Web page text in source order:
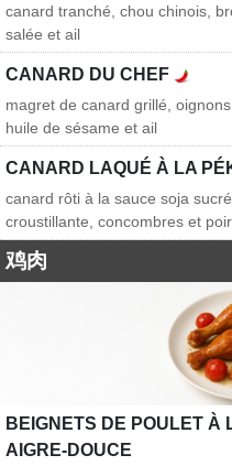
canard tranché, chou chinois,
salée et ail
CANARD DU CHEF
magret de canard grillé,
huile de sésame et ail
CANARD LAQUÉ À LA
canard rôti à la sauce soja
croustillante, concombres et
鸡肉
BEIGNETS DE POULET À
AIGRE-DOUCE